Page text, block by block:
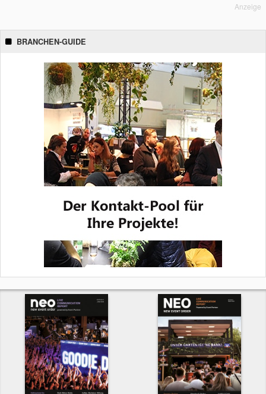
Anzeige
BRANCHEN-GUIDE